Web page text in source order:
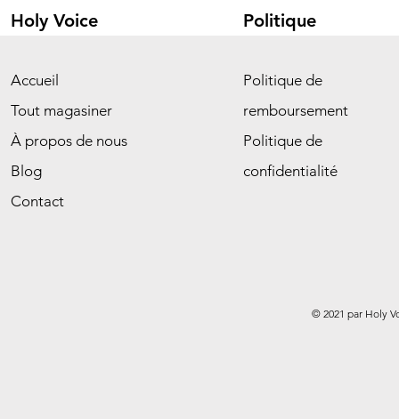
Holy Voice
Accueil
Tout magasiner
À propos de nous
Blog
Contact
Politique
Politique de
remboursement
Politique de
confidentialité
© 2021 par Holy